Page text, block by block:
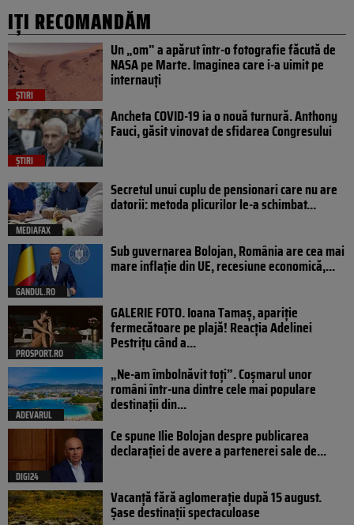
IȚI RECOMANDĂM
ȘTIRI
Un „om” a apărut într-o fotografie făcută de
NASA pe Marte. Imaginea care i-a uimit pe
internauți
ȘTIRI
Ancheta COVID-19 ia o nouă turnură. Anthony
Fauci, găsit vinovat de sfidarea Congresului
MEDIAFAX
Secretul unui cuplu de pensionari care nu are
datorii: metoda plicurilor le-a schimbat...
GANDUL.RO
Sub guvernarea Bolojan, România are cea mai
mare inflație din UE, recesiune economică,...
PROSPORT.RO
GALERIE FOTO. Ioana Tamaş, apariție
fermecătoare pe plajă! Reacția Adelinei
Pestrițu când a...
ADEVARUL
„Ne-am îmbolnăvit toți”. Coșmarul unor
români într-una dintre cele mai populare
destinații din...
DIGI24
Ce spune Ilie Bolojan despre publicarea
declarației de avere a partenerei sale de...
Vacanță fără aglomerație după 15 august.
Șase destinații spectaculoase